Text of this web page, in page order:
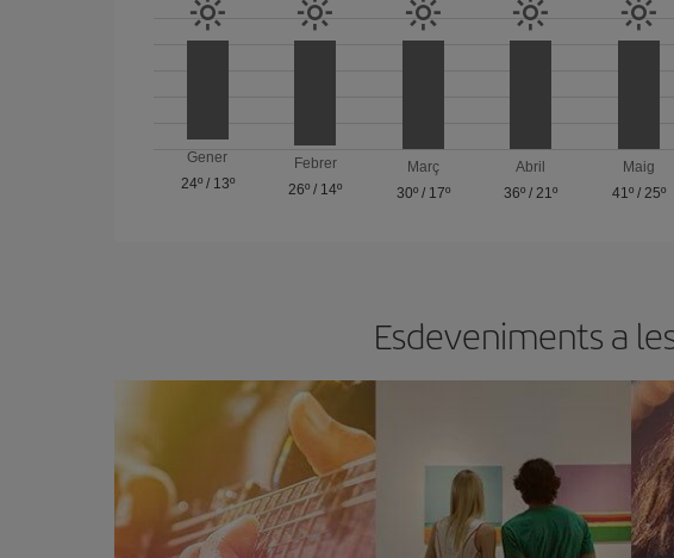
Gener
24º/ 13º
Febrer
26º / 14º
Març
30º/ 17º
Abril
36º / 21º
Maig
41º/ 25º
Esdeveniments a